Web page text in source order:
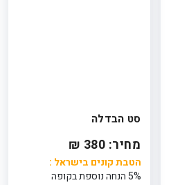
סט הבדלה
מחיר: 380 ₪
הטבת קונים בישראל :
5% הנחה נוספת בקופה